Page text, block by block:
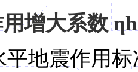
增大系数 ηh
地震作用标